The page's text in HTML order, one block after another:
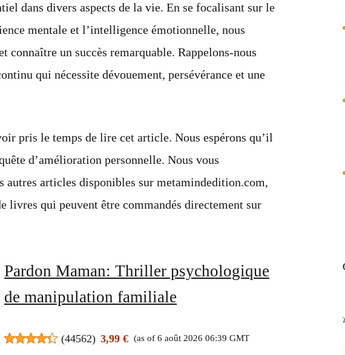
dans divers aspects de la vie. En se focalisant sur le
mentale et l’intelligence émotionnelle, nous
connaître un succès remarquable. Rappelons-nous
qui nécessite dévouement, persévérance et une
pris le temps de lire cet article. Nous espérons qu’il
d’amélioration personnelle. Nous vous
autres articles disponibles sur metamindedition.com,
livres qui peuvent être commandés directement sur
Pardon Maman: Thriller psychologique
de manipulation familiale
(44562) 3,99 € (as of 6 août 2026 06:39 GMT